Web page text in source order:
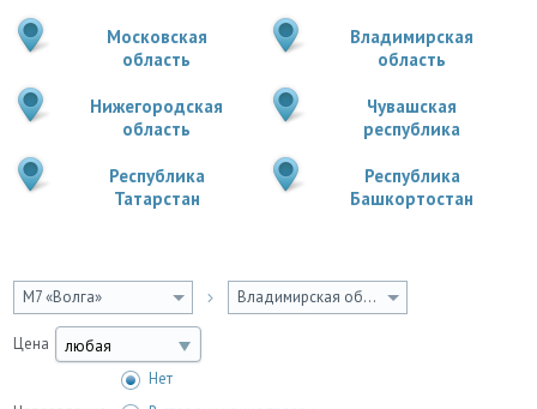
Московская
область
Владимирская
область
Нижегородская
область
Чувашская
республика
Республика
Татарстан
Республика
Башкортостан
М7 «Волга» Владимирская область
Цена любая
Нет